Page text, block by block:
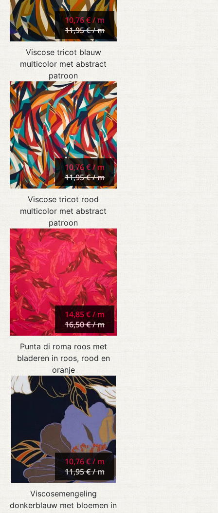
10,76 € / m
11,95 € / m
Viscose tricot blauw
multicolor met abstract
patroon
10,76 € / m
11,95 € / m
Viscose tricot rood
multicolor met abstract
patroon
14,85 € / m
16,50 € / m
Punta di roma roos met
bladeren in roos, rood en
oranje
10,76 € / m
11,95 € / m
Viscosemengeling
donkerblauw met bloemen in